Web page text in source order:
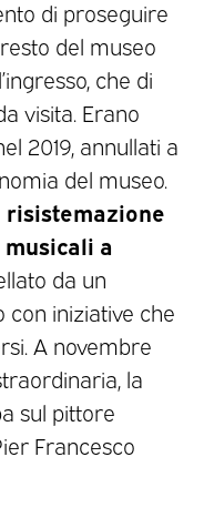
di proseguire
del museo
che di
visita. Erano
2019, annullati a
del museo.
risistemazione
a
da un
iniziative che
A novembre
la
sul pittore
Francesco